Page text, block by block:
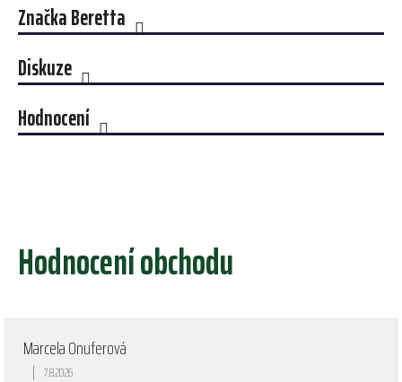
ZnačkaBeretta
Diskuze
Hodnocení
Hodnocení obchodu
Marcela Onuferová
| 7.8.2026